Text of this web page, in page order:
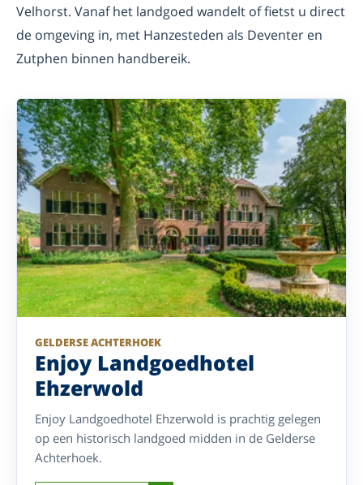
Velhorst. Vanaf het landgoed wandelt of fietst u direct
de omgeving in, met Hanzesteden als Deventer en
Zutphen binnen handbereik.
GELDERSE ACHTERHOEK
Enjoy Landgoedhotel
Ehzerwold
Enjoy Landgoedhotel Ehzerwold is prachtig gelegen
op een historisch landgoed midden in de Gelderse
Achterhoek.